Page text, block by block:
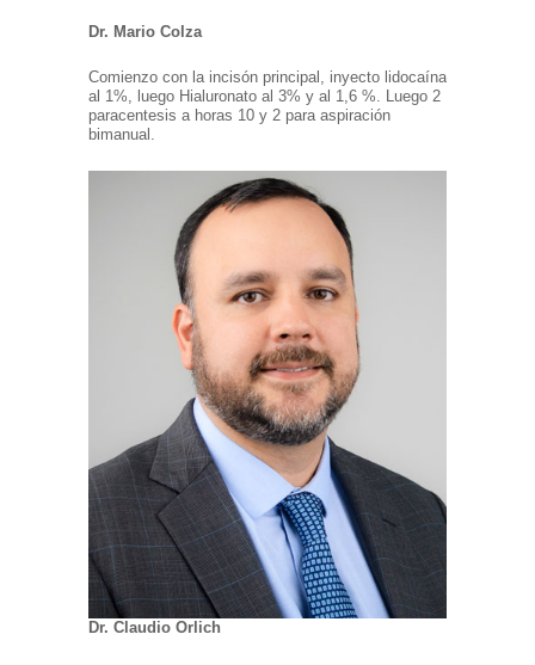
Dr. Mario Colza
Comienzo con la incisón principal, inyecto lidocaína
al 1%, luego Hialuronato al 3% y al 1,6 %. Luego 2
paracentesis a horas 10 y 2 para aspiración
bimanual.
Dr. Claudio Orlich